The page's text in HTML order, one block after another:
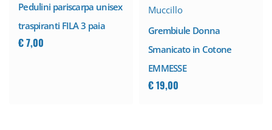
Pedulini pariscarpa unisex
traspiranti FILA 3 paia
€7,00
Muccillo
Grembiule Donna
Smanicato in Cotone
EMMESSE
€19,00